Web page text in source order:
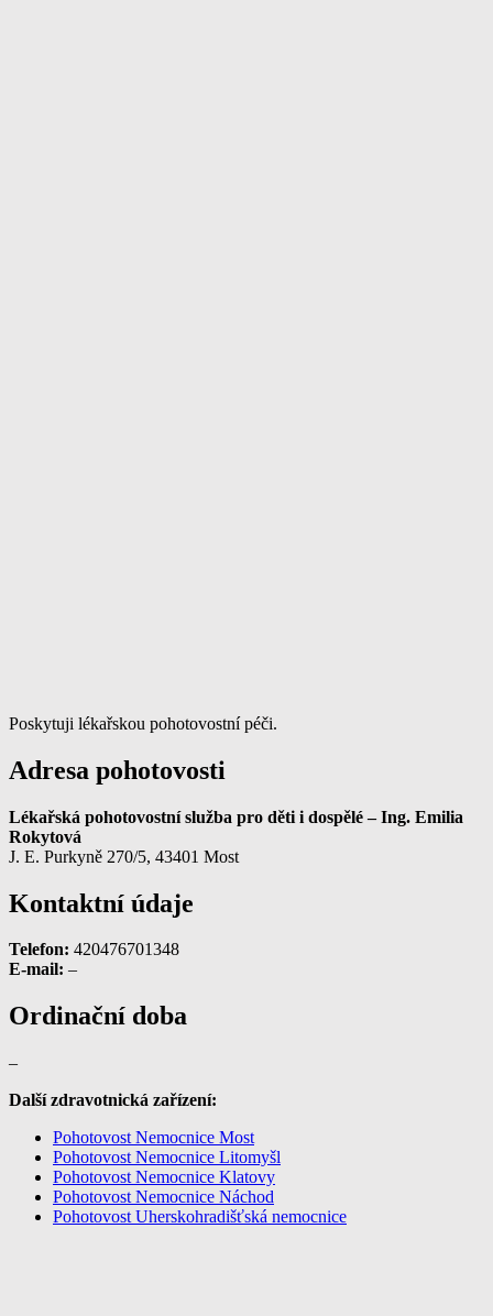
Poskytuji lékařskou pohotovostní péči.
Adresa pohotovosti
Lékařská pohotovostní služba pro děti i dospělé – Ing. Emilia
Rokytová
J. E. Purkyně 270/5, 43401 Most
Kontaktní údaje
Telefon: 420476701348
E-mail: –
Ordinační doba
–
Další zdravotnická zařízení:
Pohotovost Nemocnice Most
Pohotovost Nemocnice Litomyšl
Pohotovost Nemocnice Klatovy
Pohotovost Nemocnice Náchod
Pohotovost Uherskohradišťská nemocnice